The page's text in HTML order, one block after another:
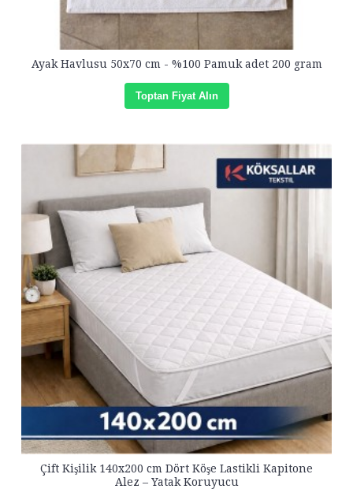
Ayak Havlusu 50x70 cm - %100 Pamuk adet 200 gram
Toptan Fiyat Alın
Çift Kişilik 140x200 cm Dört Köşe Lastikli Kapitone
Alez – Yatak Koruyucu